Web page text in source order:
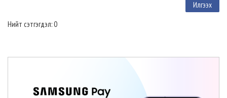
Нийт сэтгэгдэл: 0